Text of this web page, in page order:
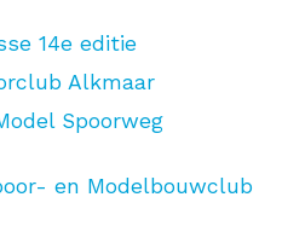
14e editie
Alkmaar
Spoorweg
en Modelbouwclub